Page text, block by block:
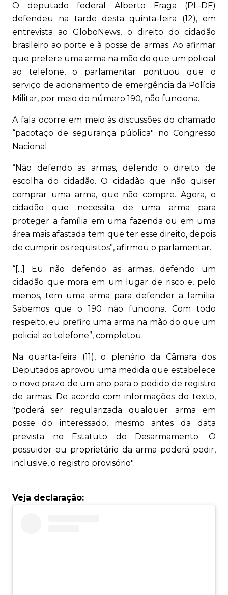
O deputado federal Alberto Fraga (PL-DF)
defendeu na tarde desta quinta-feira (12), em
entrevista ao GloboNews, o direito do cidadão
brasileiro ao porte e à posse de armas. Ao afirmar
que prefere uma arma na mão do que um policial
ao telefone, o parlamentar pontuou que o
serviço de acionamento de emergência da Polícia
Militar, por meio do número 190, não funciona.
A fala ocorre em meio às discussões do chamado
“pacotaço de segurança pública" no Congresso
Nacional.
“Não defendo as armas, defendo o direito de
escolha do cidadão. O cidadão que não quiser
comprar uma arma, que não compre. Agora, o
cidadão que necessita de uma arma para
proteger a família em uma fazenda ou em uma
área mais afastada tem que ter esse direito, depois
de cumprir os requisitos”, afirmou o parlamentar.
“[...] Eu não defendo as armas, defendo um
cidadão que mora em um lugar de risco e, pelo
menos, tem uma arma para defender a família.
Sabemos que o 190 não funciona. Com todo
respeito, eu prefiro uma arma na mão do que um
policial ao telefone”, completou.
Na quarta-feira (11), o plenário da Câmara dos
Deputados aprovou uma medida que estabelece
o novo prazo de um ano para o pedido de registro
de armas. De acordo com informações do texto,
"poderá ser regularizada qualquer arma em
posse do interessado, mesmo antes da data
prevista no Estatuto do Desarmamento. O
possuidor ou proprietário da arma poderá pedir,
inclusive, o registro provisório".
Veja declaração: